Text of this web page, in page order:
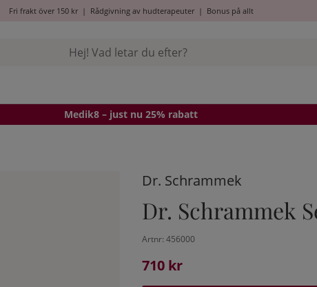
Fri frakt över 150 kr| Rådgivning av hudterapeuter| Bonus på allt
Medik8 – just nu 25% rabatt
Dr. Schrammek
Dr. Schrammek
Artnr: 456000
710 kr